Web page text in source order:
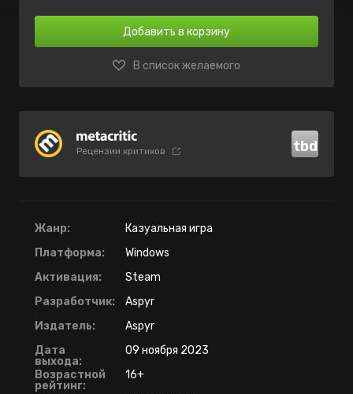
Добавить в корзину
В список желаемого
Рецензии критиков tbd
Жанр:
Казуальная игра
Платформа:
Windows
Активация:
Steam
Разработчик:
Aspyr
Издатель:
Aspyr
Дата
выхода:
09 ноября 2023
Возрастной
рейтинг:
16+